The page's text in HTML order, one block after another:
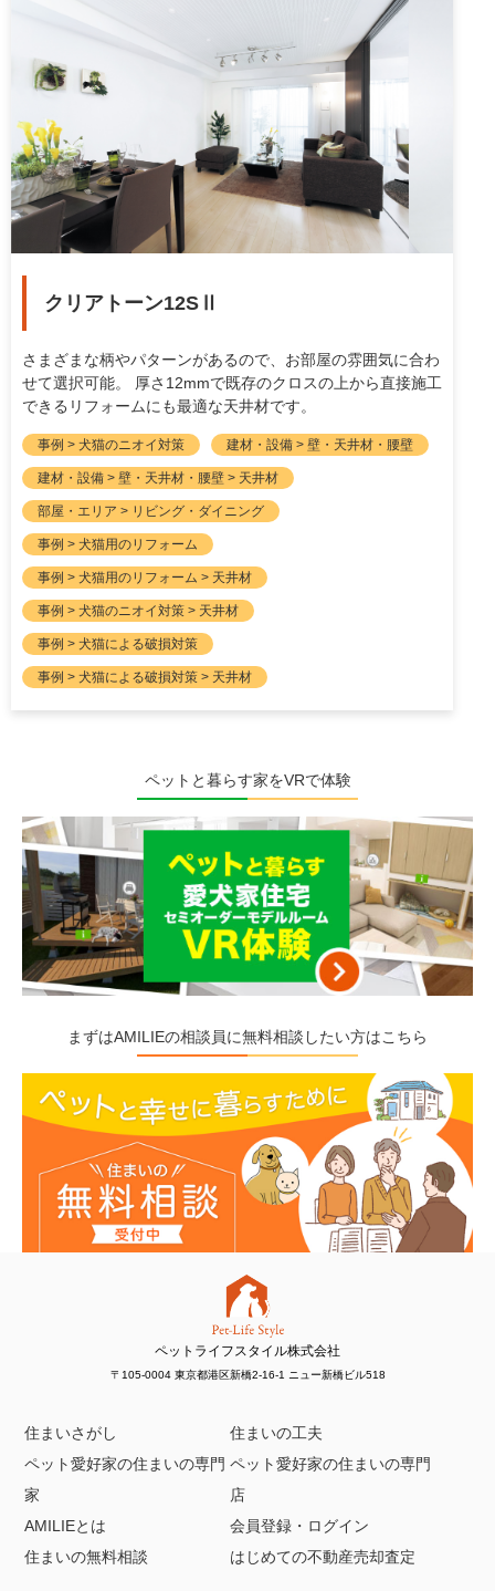
クリアトーン12SⅡ
さまざまな柄やパターンがあるので、お部屋の雰囲気に合わ
せて選択可能。 厚さ12mmで既存のクロスの上から直接施工
できるリフォームにも最適な天井材です。
事例 > 犬猫のニオイ対策 建材・設備 > 壁・天井材・腰壁
建材・設備 > 壁・天井材・腰壁 > 天井材
部屋・エリア > リビング・ダイニング
事例 > 犬猫用のリフォーム
事例 > 犬猫用のリフォーム > 天井材
事例 > 犬猫のニオイ対策 > 天井材
事例 > 犬猫による破損対策
事例 > 犬猫による破損対策 > 天井材
ペットと暮らす家をVRで体験
まずはAMILIEの相談員に無料相談したい方はこちら
ペットライフスタイル株式会社
〒105-0004 東京都港区新橋2-16-1 ニュー新橋ビル518
住まいさがし
住まいの工夫
ペット愛好家の住まいの専門
家
ペット愛好家の住まいの専門
店
AMILIEとは
会員登録・ログイン
住まいの無料相談
はじめての不動産売却査定